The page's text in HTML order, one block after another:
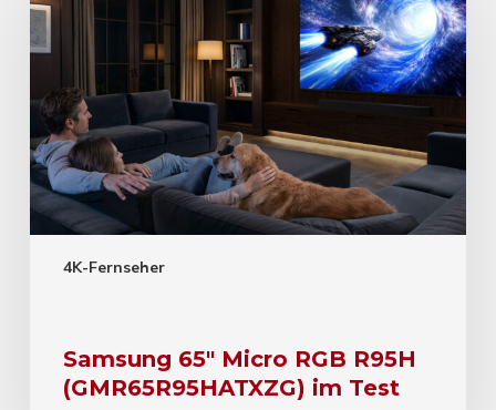
4K-Fernseher
Samsung 65″ Micro RGB R95H
(GMR65R95HATXZG) im Test